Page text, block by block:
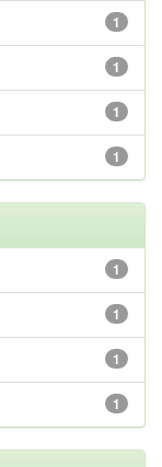
1
1
1
1
1
1
1
1